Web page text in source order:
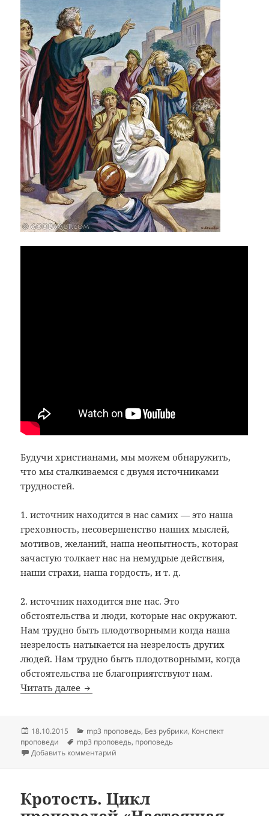
Будучи христианами, мы можем обнаружить,
что мы сталкиваемся с двумя источниками
трудностей.
1. источник находится в нас самих — это наша
греховность, несовершенство наших мыслей,
мотивов, желаний, наша неопытность, которая
зачастую толкает нас на немудрые действия,
наши страхи, наша гордость, и т. д.
2. источник находится вне нас. Это
обстоятельства и люди, которые нас окружают.
Нам трудно быть плодотворными когда наша
незрелость натыкается на незрелость других
людей. Нам трудно быть плодотворными, когда
обстоятельства не благоприятствуют нам.
Читать далее Проповедь: «Спасающая весть из уст
Опубликовано
18.10.2015 Рубрики
mp3 проповедь, Без рубрики, Конспект
проповеди
Метки
mp3 проповедь, проповедь
Добавить комментарий
Кротость. Цикл